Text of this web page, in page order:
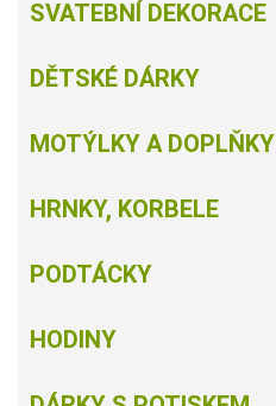
SVATEBNÍ DEKORACE
DĚTSKÉ DÁRKY
MOTÝLKY A DOPLŇKY
HRNKY, KORBELE
PODTÁCKY
HODINY